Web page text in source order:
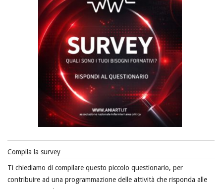
Compila la survey
Ti chiediamo di compilare questo piccolo questionario, per
contribuire ad una programmazione delle attività che risponda alle